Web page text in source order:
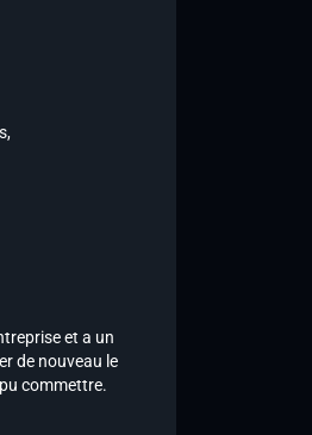
et a un
de nouveau le
commettre.